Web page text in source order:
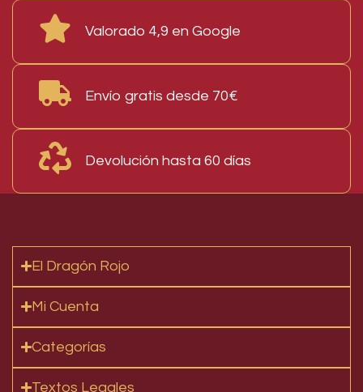
Valorado 4,9 en Google
Envío gratis desde 70€
Devolución hasta 60 días
El Dragón Rojo
Mi Cuenta
Categorías
Textos Legales